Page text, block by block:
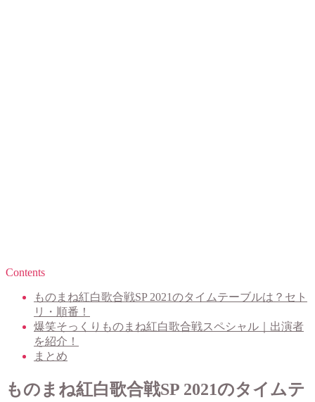
Contents
ものまね紅白歌合戦SP 2021のタイムテーブルは？セト
リ・順番！
爆笑そっくりものまね紅白歌合戦スペシャル｜出演者
を紹介！
まとめ
ものまね紅白歌合戦SP 2021のタイムテ